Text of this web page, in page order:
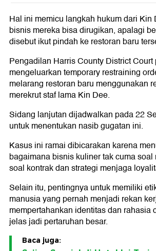
Hal ini memicu langkah hukum dari Kin
bisnis mereka bisa dirugikan, apalagi
disebut ikut pindah ke restoran baru
Pengadilan Harris County District Court
mengeluarkan temporary restraining
melarang restoran baru menggunakan
merekrut staf lama Kin Dee.
Sidang lanjutan dijadwalkan pada 22
untuk menentukan nasib gugatan ini.
Kasus ini ramai dibicarakan karena
bagaimana bisnis kuliner tak cuma
soal kontrak dan strategi menjaga
Selain itu, pentingnya untuk memiliki
manusia yang pernah menjadi rekan
mempertahankan identitas dan rahasia
jelas jadi pertaruhan besar.
Baca juga: